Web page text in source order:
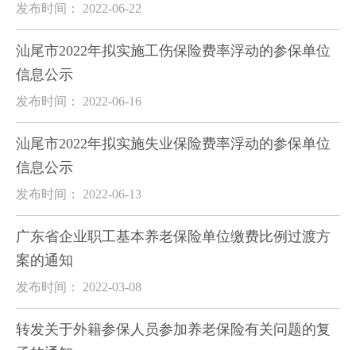
发布时间： 2022-06-22
汕尾市2022年拟实施工伤保险费率浮动的参保单位
信息公示
发布时间： 2022-06-16
汕尾市2022年拟实施失业保险费率浮动的参保单位
信息公示
发布时间： 2022-06-13
广东省企业职工基本养老保险单位缴费比例过渡方
案的通知
发布时间： 2022-03-08
转发关于外籍参保人员参加养老保险有关问题的复